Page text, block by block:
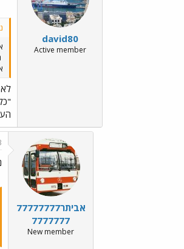
david80
Active member
אביתר77777777
7777777
New member